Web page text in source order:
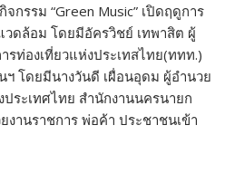
กรรม “Green Music” เปิดฤดูการ
ดล้อม โดยมีอัครวิชย์ เทพาสิต ผู้
ท่องเที่ยวแห่งประเทสไทย(ททท.)
ฯ โดยมีนางวันดี เผื่อนอุดม ผู้อำนวย
ประเทศไทย สำนักงานนครนายก
านราชการ พ่อค้า ประชาชนเข้า